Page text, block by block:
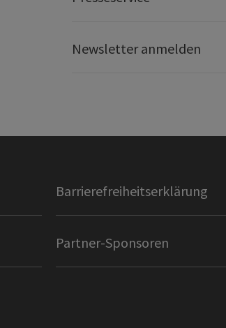
Newsletter anmelden
Barrierefreiheitserklärung
Partner-Sponsoren